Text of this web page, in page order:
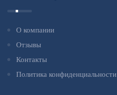
О компании
Отзывы
Контакты
Политика конфиденциальности